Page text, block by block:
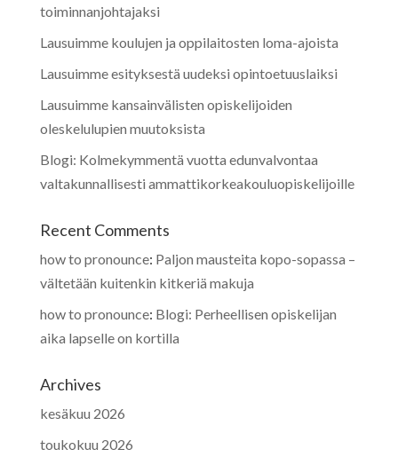
toiminnanjohtajaksi
Lausuimme koulujen ja oppilaitosten loma-ajoista
Lausuimme esityksestä uudeksi opintoetuuslaiksi
Lausuimme kansainvälisten opiskelijoiden
oleskelulupien muutoksista
Blogi: Kolmekymmentä vuotta edunvalvontaa
valtakunnallisesti ammattikorkeakouluopiskelijoille
Recent Comments
how to pronounce: Paljon mausteita kopo-sopassa –
vältetään kuitenkin kitkeriä makuja
how to pronounce: Blogi: Perheellisen opiskelijan
aika lapselle on kortilla
Archives
kesäkuu 2026
toukokuu 2026